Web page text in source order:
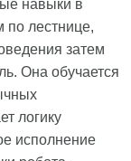
навыки в
по лестнице,
затем
Она обучается
логику
исполнение